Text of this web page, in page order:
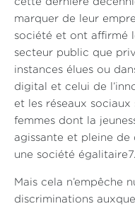
cette dernière
marquer de leur
société et ont affirmé
secteur public que
instances élues ou
digital et celui de
et les réseaux
femmes dont la
agissante et pleine
une société égalitaire7.
Mais cela n’empêche
discriminations